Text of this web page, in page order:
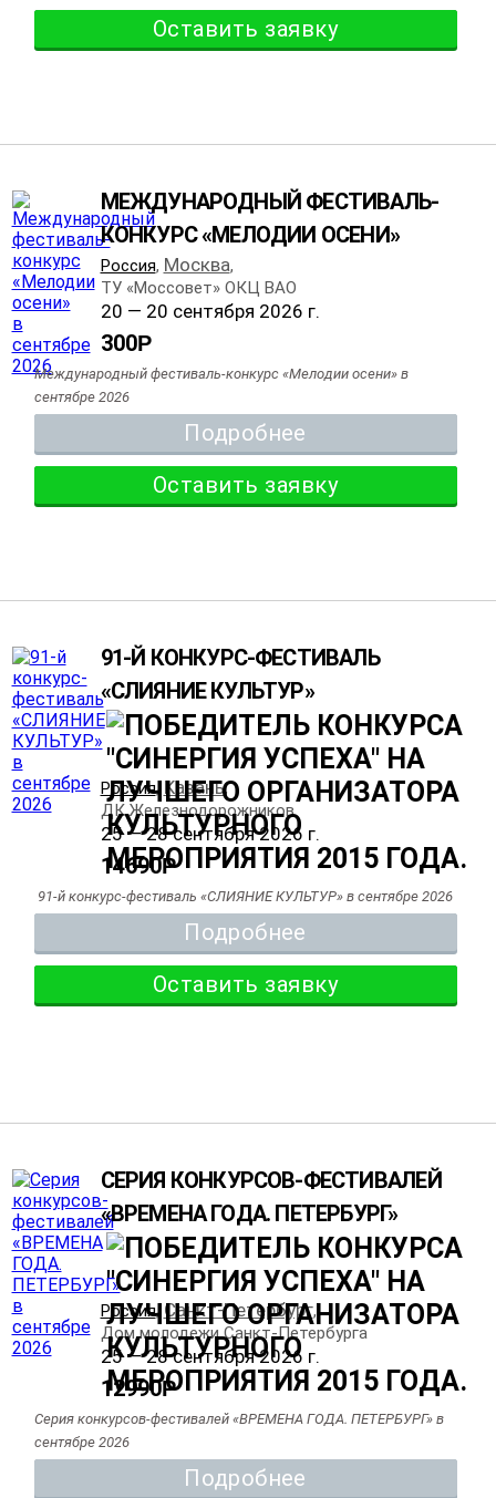
Оставить заявку
МЕЖДУНАРОДНЫЙ ФЕСТИВАЛЬ-
КОНКУРС «МЕЛОДИИ ОСЕНИ»
Россия, Москва,
ТУ «Моссовет» ОКЦ ВАО
20 — 20 сентября 2026 г.
300Р
Международный фестиваль-конкурс «Мелодии осени» в
сентябре 2026
Подробнее
Оставить заявку
91-Й КОНКУРС-ФЕСТИВАЛЬ
«СЛИЯНИЕ КУЛЬТУР»
Россия, Казань,
ДК Железнодорожников
25 — 28 сентября 2026 г.
14690Р
91-й конкурс-фестиваль «СЛИЯНИЕ КУЛЬТУР» в сентябре 2026
Подробнее
Оставить заявку
СЕРИЯ КОНКУРСОВ-ФЕСТИВАЛЕЙ
«ВРЕМЕНА ГОДА. ПЕТЕРБУРГ»
Россия, Санкт-Петербург,
Дом молодежи Санкт-Петербурга
25 — 28 сентября 2026 г.
12990Р
Серия конкурсов-фестивалей «ВРЕМЕНА ГОДА. ПЕТЕРБУРГ» в
сентябре 2026
Подробнее